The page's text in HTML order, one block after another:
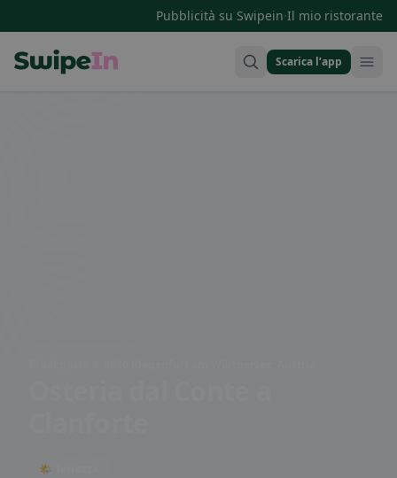
Pubblicità su Swipein·Il mio ristorante
Scarica l’app
🌤 Terrazza